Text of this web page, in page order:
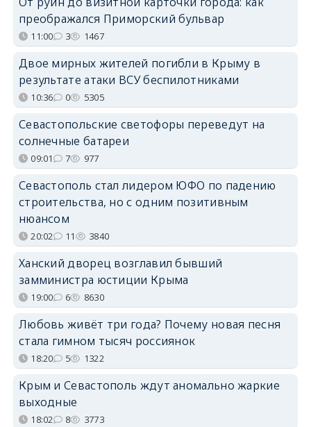
преображался Приморский бульвар
11:00 3 1467
Двое мирных жителей погибли в Крыму в
результате атаки ВСУ беспилотниками
10:36 0 5305
Севастопольские светофоры переведут на
солнечные батареи
09:01 7 977
Севастополь стал лидером ЮФО по падению
строительства, но с одним позитивным
нюансом
20:02 11 3840
Ханский дворец возглавил бывший
замминистра юстиции Крыма
19:00 6 8630
Любовь живёт три года? Почему новая песня
стала гимном тысяч россиянок
18:20 5 1322
Крым и Севастополь ждут аномально жаркие
выходные
18:02 8 3773